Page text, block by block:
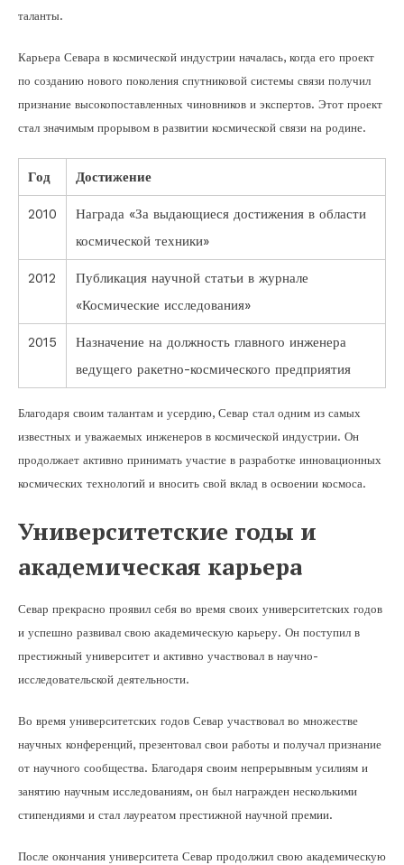
таланты.
Карьера Севара в космической индустрии началась, когда его проект
по созданию нового поколения спутниковой системы связи получил
признание высокопоставленных чиновников и экспертов. Этот проект
стал значимым прорывом в развитии космической связи на родине.
Год Достижение
2010
Награда «За выдающиеся достижения в области
космической техники»
2012
Публикация научной статьи в журнале
«Космические исследования»
2015
Назначение на должность главного инженера
ведущего ракетно-космического предприятия
Благодаря своим талантам и усердию, Севар стал одним из самых
известных и уважаемых инженеров в космической индустрии. Он
продолжает активно принимать участие в разработке инновационных
космических технологий и вносить свой вклад в освоении космоса.
Университетские годы и
академическая карьера
Севар прекрасно проявил себя во время своих университетских годов
и успешно развивал свою академическую карьеру. Он поступил в
престижный университет и активно участвовал в научно-
исследовательской деятельности.
Во время университетских годов Севар участвовал во множестве
научных конференций, презентовал свои работы и получал признание
от научного сообщества. Благодаря своим непрерывным усилиям и
занятию научным исследованиям, он был награжден несколькими
стипендиями и стал лауреатом престижной научной премии.
После окончания университета Севар продолжил свою академическую